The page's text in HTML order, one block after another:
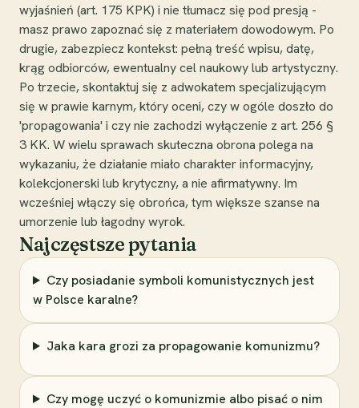
wyjaśnień (art. 175 KPK) i nie tłumacz się pod presją -
masz prawo zapoznać się z materiałem dowodowym. Po
drugie, zabezpiecz kontekst: pełną treść wpisu, datę,
krąg odbiorców, ewentualny cel naukowy lub artystyczny.
Po trzecie, skontaktuj się z adwokatem specjalizującym
się w prawie karnym, który oceni, czy w ogóle doszło do
'propagowania' i czy nie zachodzi wyłączenie z art. 256 §
3 KK. W wielu sprawach skuteczna obrona polega na
wykazaniu, że działanie miało charakter informacyjny,
kolekcjonerski lub krytyczny, a nie afirmatywny. Im
wcześniej włączy się obrońca, tym większe szanse na
umorzenie lub łagodny wyrok.
Najczęstsze pytania
Czy posiadanie symboli komunistycznych jest
w Polsce karalne?
Jaka kara grozi za propagowanie komunizmu?
Czy mogę uczyć o komunizmie albo pisać o nim